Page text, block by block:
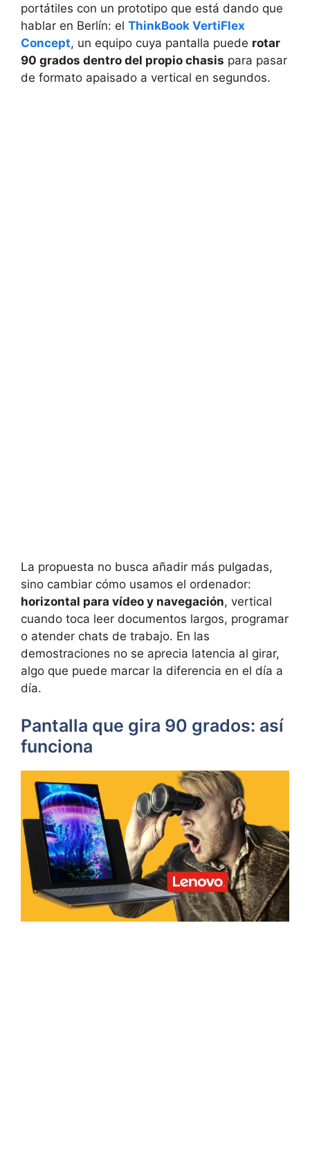
portátiles con un prototipo que está dando que
hablar en Berlín: el ThinkBook VertiFlex
Concept, un equipo cuya pantalla puede rotar
90 grados dentro del propio chasis para pasar
de formato apaisado a vertical en segundos.
La propuesta no busca añadir más pulgadas,
sino cambiar cómo usamos el ordenador:
horizontal para vídeo y navegación, vertical
cuando toca leer documentos largos, programar
o atender chats de trabajo. En las
demostraciones no se aprecia latencia al girar,
algo que puede marcar la diferencia en el día a
día.
Pantalla que gira 90 grados: así
funciona